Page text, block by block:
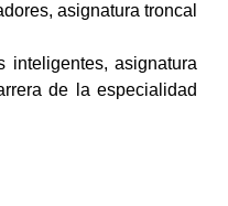
asignatura troncal
inteligentes, asignatura
de la especialidad